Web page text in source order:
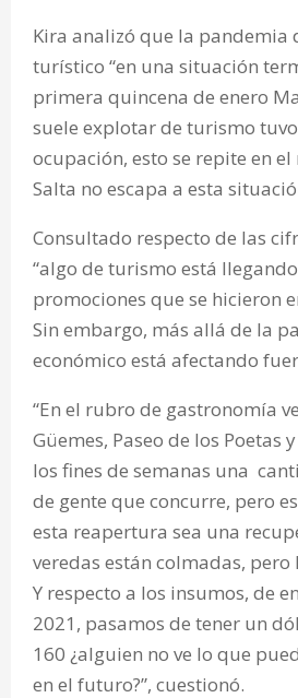
Kira analizó que la pandemia
turístico “en una situación
primera quincena de enero
suele explotar de turismo
ocupación, esto se repite en
Salta no escapa a esta
Consultado respecto de las
“algo de turismo está
promociones que se hicieron
Sin embargo, más allá de la
económico está afectando
“En el rubro de gastronomía
Güemes, Paseo de los Poetas
los fines de semanas una
de gente que concurre, pero
esta reapertura sea una
veredas están colmadas, pero
Y respecto a los insumos, de
2021, pasamos de tener un
160 ¿alguien no ve lo que
en el futuro?”, cuestionó.